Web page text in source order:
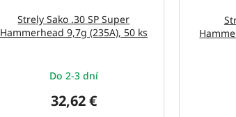
Strely Sako .30 SP Super
Hammerhead 9,7g (235A), 50 ks
Do 2-3 dní
32,62 €